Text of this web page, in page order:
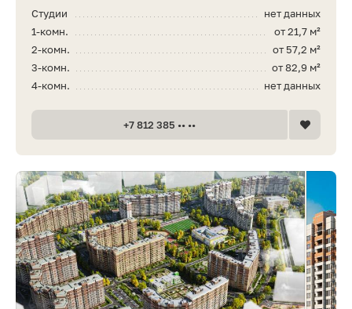
нет данных
Студии
от 21,7 м²
1-комн.
от 57,2 м²
2-комн.
от 82,9 м²
3-комн.
нет данных
4-комн.
+7 812 385 •• ••